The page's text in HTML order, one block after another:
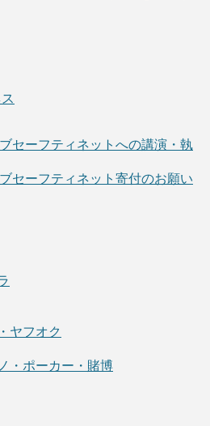
セーフティネットへの講演・執
セーフティネット寄付のお願い
ヤフオク
・ポーカー・賭博